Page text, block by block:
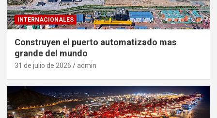
INTERNACIONALES
Construyen el puerto automatizado mas
grande del mundo
31 de julio de 2026 admin